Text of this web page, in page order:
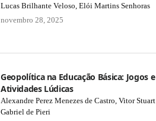
Lucas Brilhante Veloso, Elói Martins Senhoras
novembro 28, 2025
Geopolítica na Educação Básica: Jogos e
Atividades Lúdicas
Alexandre Perez Menezes de Castro, Vitor Stuart
Gabriel de Pieri